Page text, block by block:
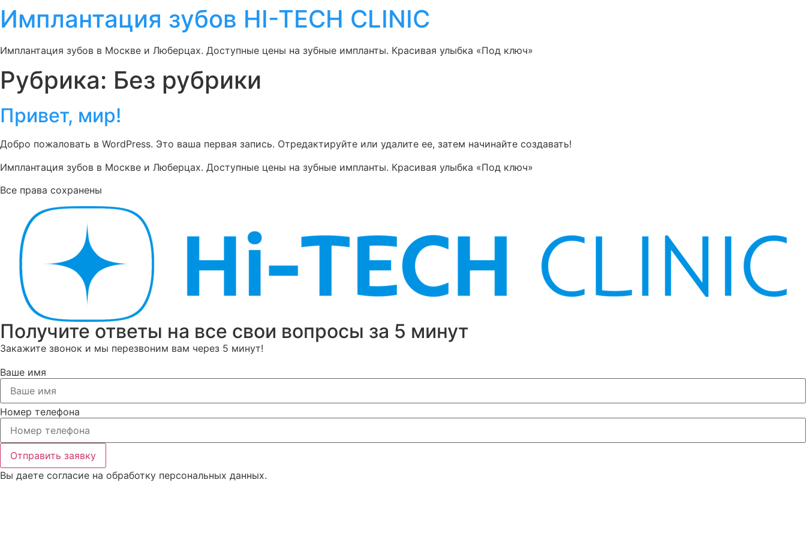
Перейти
кИмплантация зубов HI-TECH CLINIC
Имплантация зубов в Москве и Люберцах. Доступные цены на зубные импланты. Красивая улыбка «Под ключ»
Рубрика: Без рубрики
Привет, мир!
Добро пожаловать в WordPress. Это ваша первая запись. Отредактируйте или удалите ее, затем начинайте создавать!
Имплантация зубов в Москве и Люберцах. Доступные цены на зубные импланты. Красивая улыбка «Под ключ»
Все права сохранены
Получите ответы на все свои вопросы за 5 минут
Закажите звонок и мы перезвоним вам через 5 минут!
Ваше имя
Номер телефона
Отправить заявку
Вы даете согласие на обработку персональных данных.